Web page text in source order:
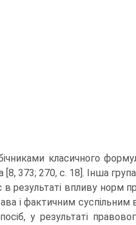
класично­го
373; 270, с. 18]. Інша
результаті впливу норм
і фак­тичним суспільним
у результаті